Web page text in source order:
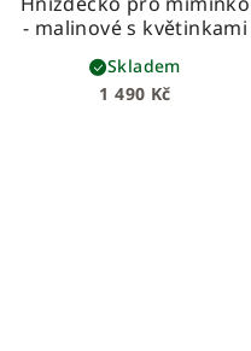
- malinové s květinkami
1 490 Kč
Skladem